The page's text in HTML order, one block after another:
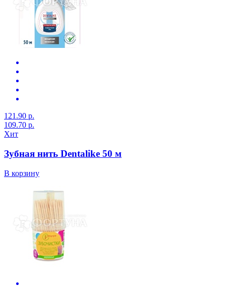
121.90 р.
109.70 р.
Хит
Зубная нить Dentalike 50 м
В корзину